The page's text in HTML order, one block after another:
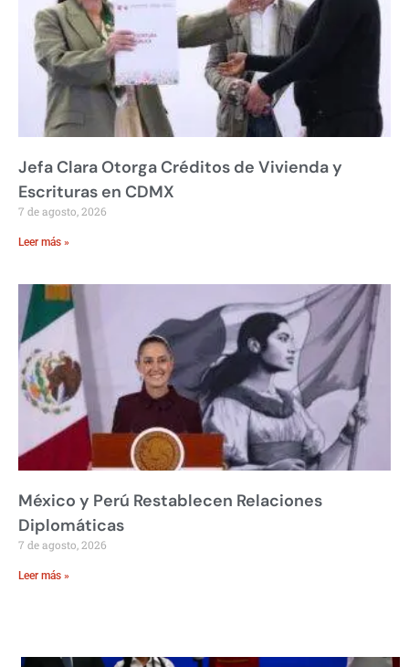
Jefa Clara Otorga Créditos de Vivienda y
Escrituras en CDMX
7 de agosto, 2026
Leer más »
México y Perú Restablecen Relaciones
Diplomáticas
7 de agosto, 2026
Leer más »